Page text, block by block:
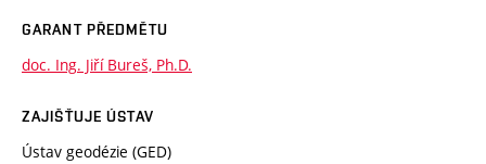
GARANT PŘEDMĚTU
doc. Ing. Jiří Bureš, Ph.D.
ZAJIŠŤUJE ÚSTAV
Ústav geodézie (GED)